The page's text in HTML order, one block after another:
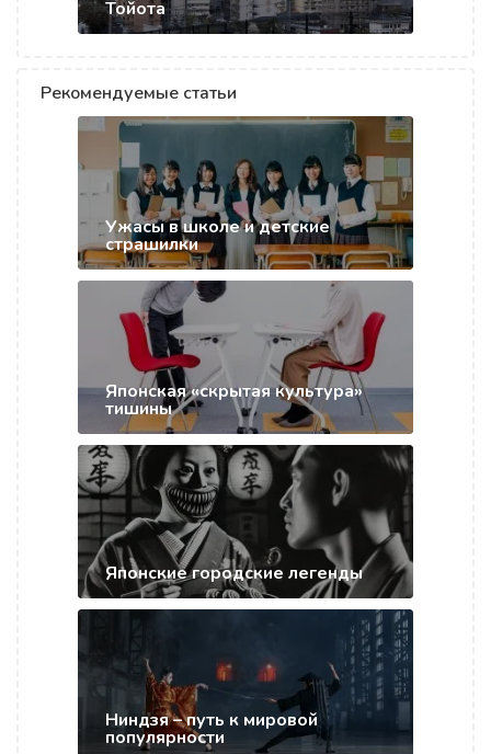
Тойота
Рекомендуемые статьи
Ужасы в школе и детские
страшилки
Японская «скрытая культура»
тишины
Японские городские легенды
Ниндзя – путь к мировой
популярности